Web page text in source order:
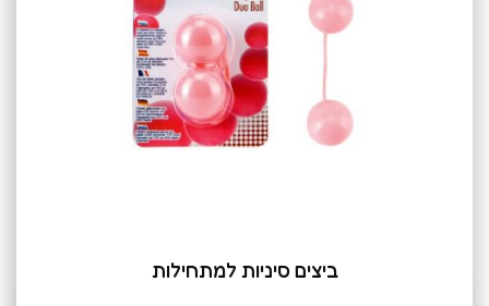
ביצים סיניות למתחילות